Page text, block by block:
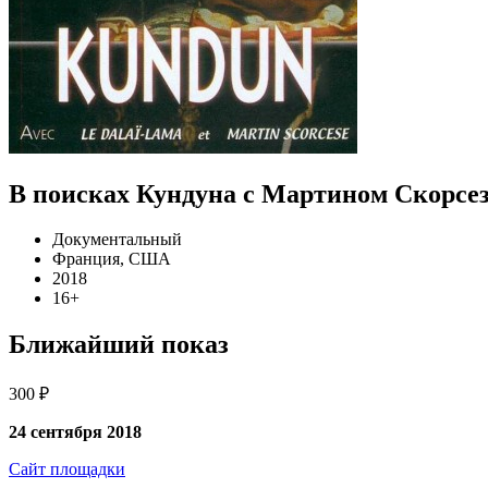
В поисках Кундуна с Мартином
Документальный
Франция, США
2018
16+
Ближайший показ
300 ₽
24 сентября 2018
Сайт площадки